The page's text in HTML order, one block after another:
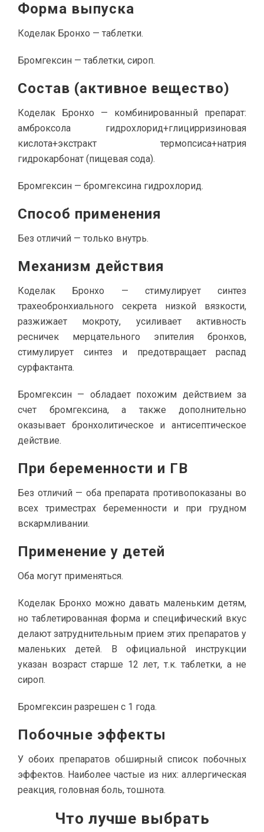
Форма выпуска
Коделак Бронхо — таблетки.
Бромгексин — таблетки, сироп.
Состав (активное вещество)
Коделак Бронхо — комбинированный препарат:
амброксола гидрохлорид+глицирризиновая
кислота+экстракт термопсиса+натрия
гидрокарбонат (пищевая сода).
Бромгексин — бромгексина гидрохлорид.
Способ применения
Без отличий — только внутрь.
Механизм действия
Коделак Бронхо — стимулирует синтез
трахеобронхиального секрета низкой вязкости,
разжижает мокроту, усиливает активность
ресничек мерцательного эпителия бронхов,
стимулирует синтез и предотвращает распад
сурфактанта.
Бромгексин — обладает похожим действием за
счет бромгексина, а также дополнительно
оказывает бронхолитическое и антисептическое
действие.
При беременности и ГВ
Без отличий — оба препарата противопоказаны во
всех триместрах беременности и при грудном
вскармливании.
Применение у детей
Оба могут применяться.
Коделак Бронхо можно давать маленьким детям,
но таблетированная форма и специфический вкус
делают затруднительным прием этих препаратов у
маленьких детей. В официальной инструкции
указан возраст старше 12 лет, т.к. таблетки, а не
сироп.
Бромгексин разрешен с 1 года.
Побочные эффекты
У обоих препаратов обширный список побочных
эффектов. Наиболее частые из них: аллергическая
реакция, головная боль, тошнота.
Что лучше выбрать